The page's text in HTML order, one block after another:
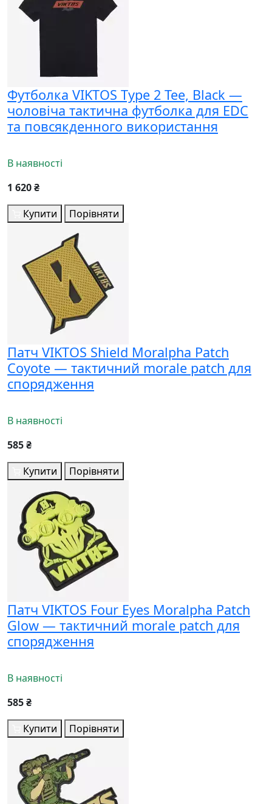
Футболка VIKTOS Type 2 Tee, Black —
чоловіча тактична футболка для EDC
та повсякденного використання
В наявності
1 620 ₴
Купити
Порівняти
Патч VIKTOS Shield Moralpha Patch
Coyote — тактичний morale patch для
спорядження
В наявності
585 ₴
Купити
Порівняти
Патч VIKTOS Four Eyes Moralpha Patch
Glow — тактичний morale patch для
спорядження
В наявності
585 ₴
Купити
Порівняти